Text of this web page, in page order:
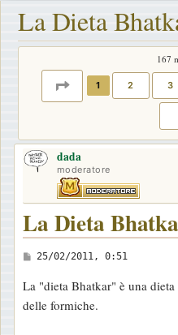
La Dieta
167
PAGINA DI
1 2 3
dada
moderatore
La Dieta
M
s
s
25/02/2011, 0:51
La "dieta Bhatkar" è una
delle formiche.